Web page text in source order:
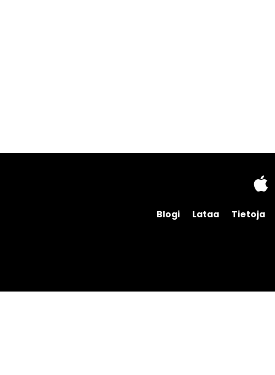
Blogi Lataa Tietoja